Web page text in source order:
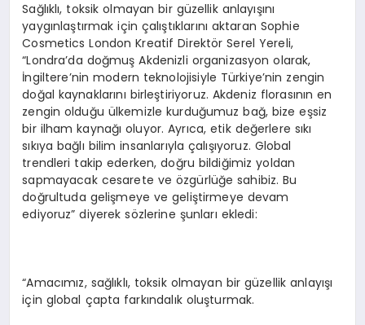
Sağlıklı, toksik olmayan bir güzellik anlayışını
yaygınlaştırmak için çalıştıklarını aktaran Sophie
Cosmetics London Kreatif Direktör Serel Yereli,
“Londra’da doğmuş Akdenizli organizasyon olarak,
İngiltere’nin modern teknolojisiyle Türkiye’nin zengin
doğal kaynaklarını birleştiriyoruz. Akdeniz florasının en
zengin olduğu ülkemizle kurduğumuz bağ, bize eşsiz
bir ilham kaynağı oluyor. Ayrıca, etik değerlere sıkı
sıkıya bağlı bilim insanlarıyla çalışıyoruz. Global
trendleri takip ederken, doğru bildiğimiz yoldan
sapmayacak cesarete ve özgürlüğe sahibiz. Bu
doğrultuda gelişmeye ve geliştirmeye devam
ediyoruz” diyerek sözlerine şunları ekledi:
“Amacımız, sağlıklı, toksik olmayan bir güzellik anlayışı
için global çapta farkındalık oluşturmak.